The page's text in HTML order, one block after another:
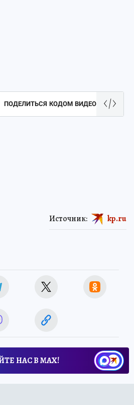
ПОДЕЛИТЬСЯ КОДОМ ВИДЕО
Источник: kp.ru
НАС В МАХ!